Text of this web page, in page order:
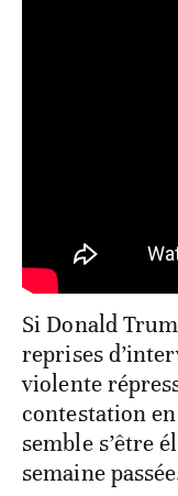
Si Donald
reprises
violente
contestation
semble s’être
semaine